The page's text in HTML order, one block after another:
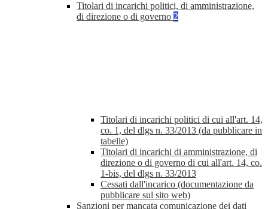
Titolari di incarichi politici, di amministrazione,
di direzione o di governo 2
Titolari di incarichi politici di cui all'art. 14,
co. 1, del dlgs n. 33/2013 (da pubblicare in
tabelle)
Titolari di incarichi di amministrazione, di
direzione o di governo di cui all'art. 14, co.
1-bis, del dlgs n. 33/2013
Cessati dall'incarico (documentazione da
pubblicare sul sito web)
Sanzioni per mancata comunicazione dei dati